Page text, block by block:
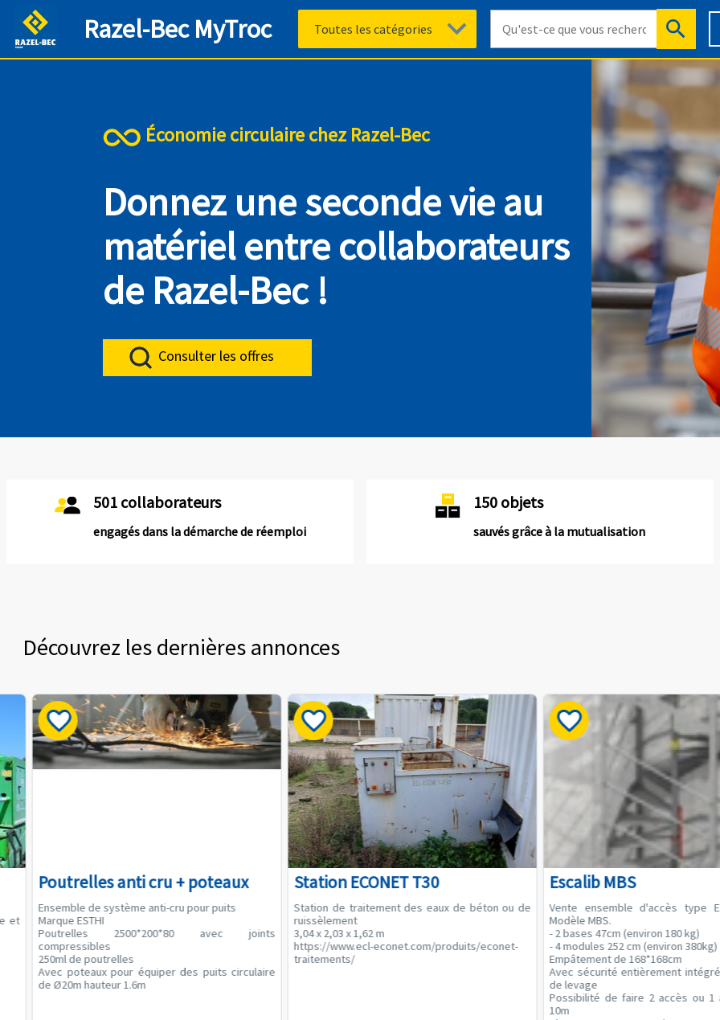
Razel-Bec MyTroc
Économie circulaire chez Razel-Bec
Donnez une seconde vie au
matériel entre collaborateurs
de Razel-Bec !
Consulter les offres
501 collaborateurs
engagés dans la démarche de réemploi
150 objets
sauvés grâce à la mutualisation
Découvrez les dernières annonces
et
Poutrelles anti cru + poteaux
Ensemble de système anti-cru pour puits
Marque ESTHI
Poutrelles 2500*200*80 avec joints
compressibles
250ml de poutrelles
Avec poteaux pour équiper des puits circulaire
de Ø20m hauteur 1.6m
Station ECONET T30
Station de traitement des eaux de béton ou de
ruissèlement
3,04 x 2,03 x 1,62 m
https://www.ecl-econet.com/produits/econet-
traitements/
Escalib MBS
Vente ensemble d'accès type
Modèle MBS.
- 2 bases 47cm (environ 180 kg)
- 4 modules 252 cm (environ 380kg)
Empâtement de 168*168cm
Avec sécurité entièrement
de levage
Possibilité de faire 2 accès ou 1
10m